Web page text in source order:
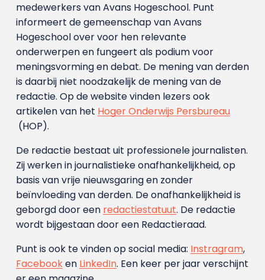
medewerkers van Avans Hoge­school. Punt
informeert de gemeenschap van Avans
Hogeschool over voor hen relevante
onderwerpen en fungeert als podium voor
meningsvorming en debat. De mening van derden
is daarbij niet noodzakelijk de mening van de
redactie. Op de website vinden lezers ook
artikelen van het Hoger Onderwijs Persbureau
(HOP).
De redactie bestaat uit professionele journalisten.
Zij werken in journalistieke onafhankelijkheid, op
basis van vrije nieuwsgaring en zonder
beïnvloeding van derden. De onafhankelijkheid is
geborgd door een redactiestatuut. De redactie
wordt bijgestaan door een Redactieraad.
Punt is ook te vinden op social media: Instragram,
Facebooken LinkedIn. Een keer per jaar verschijnt